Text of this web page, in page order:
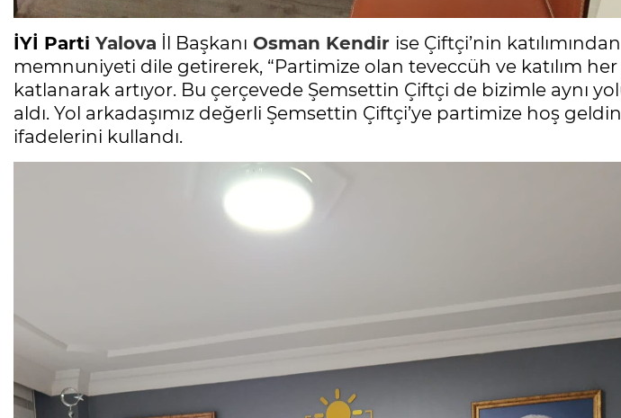
İYİ Parti Yalova İl Başkanı Osman Kendir ise Çiftçi’nin
memnuniyeti dile getirerek, “Partimize olan teveccüh ve katılım
katlanarak artıyor. Bu çerçevede Şemsettin Çiftçi de bizimle aynı
aldı. Yol arkadaşımız değerli Şemsettin Çiftçi’ye partimize hoş
ifadelerini kullandı.